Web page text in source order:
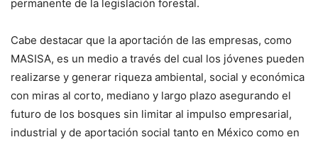
permanente de la legislación forestal.
Cabe destacar que la aportación de las empresas, como
MASISA, es un medio a través del cual los jóvenes pueden
realizarse y generar riqueza ambiental, social y económica
con miras al corto, mediano y largo plazo asegurando el
futuro de los bosques sin limitar al impulso empresarial,
industrial y de aportación social tanto en México como en